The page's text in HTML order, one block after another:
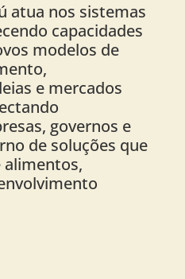
atua nos sistemas
capacidades
modelos de
e mercados
governos e
de soluções que
alimentos,